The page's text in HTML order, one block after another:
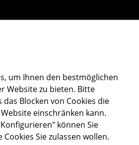
um Ihnen den bestmöglichen
Website zu bieten. Bitte
das Blocken von Cookies die
einschränken kann.
können Sie
Sie zulassen wollen.